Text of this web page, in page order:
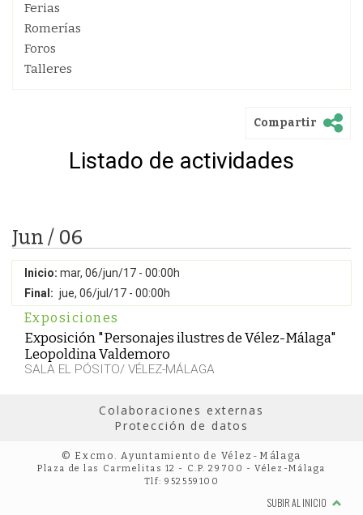
Ferias
Romerías
Foros
Talleres
Compartir
Listado de actividades
Jun / 06
Inicio: mar, 06/jun/17 - 00:00h
Final: jue, 06/jul/17 - 00:00h
Exposiciones
Exposición "Personajes ilustres de Vélez-Málaga"
Leopoldina Valdemoro
SALA EL PÓSITO/ VÉLEZ-MÁLAGA
Colaboraciones externas
Protección de datos
© Excmo. Ayuntamiento de Vélez-Málaga
Plaza de las Carmelitas 12 - C.P. 29700 - Vélez-Málaga
Tlf: 952559100
SUBIR AL INICIO